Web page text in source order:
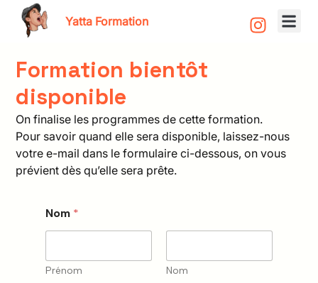
Aller
contenu
Yatta Formation
Formation bientôt
disponible
On finalise les programmes de cette formation.
Pour savoir quand elle sera disponible, laissez-nous
votre e-mail dans le formulaire ci-dessous, on vous
prévient dès qu’elle sera prête.
Nom *
Prénom Nom